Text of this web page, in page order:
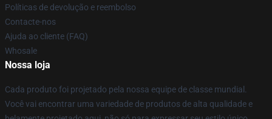
Políticas de devolução e reembolso
Contacte-nos
Ajuda ao cliente (FAQ)
Whosale
Nossa loja
Cada produto foi projetado pela nossa equipe de classe mundial.
Você vai encontrar uma variedade de produtos de alta qualidade e